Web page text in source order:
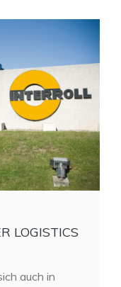
LOGISTICS
auch in